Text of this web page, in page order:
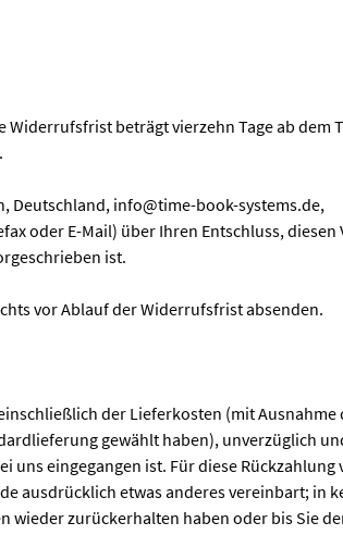
beträgt vierzehn Tage ab dem
Deutschland, info@time-book-systems.de,
oder E-Mail) über Ihren Entschluss,
ist.
vor Ablauf der Widerrufsfrist absenden.
der Lieferkosten (mit Ausnahme
gewählt haben), unverzüglich
uns eingegangen ist. Für diese
ausdrücklich etwas anderes vereinbart; in
wieder zurückerhalten haben oder bis Sie